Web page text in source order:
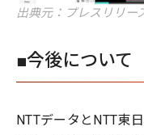
出典元：プレスリリー
■今後について
NTTデータとNTT東